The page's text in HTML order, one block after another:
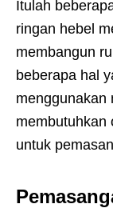
Itulah
ringan hebel
membangun
beberapa hal
menggunakan
membutuhkan
untuk